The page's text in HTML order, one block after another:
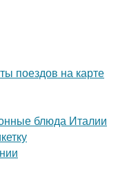
поездов на карте
блюда Италии